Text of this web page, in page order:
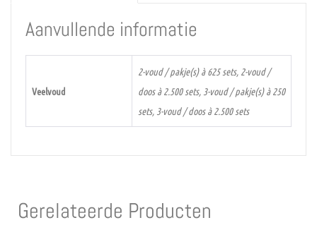
Aanvullende informatie
Veelvoud
2-voud / pakje(s) à 625 sets, 2-voud /
doos à 2.500 sets, 3-voud / pakje(s) à 250
sets, 3-voud / doos à 2.500 sets
Gerelateerde Producten